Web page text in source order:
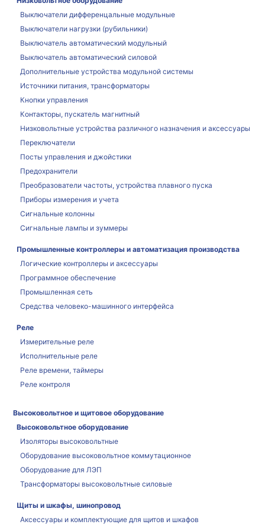
Выключатели дифференцальные модульные
Выключатели нагрузки (рубильники)
Выключатель автоматический модульный
Выключатель автоматический силовой
Дополнительные устройства модульной системы
Источники питания, трансформаторы
Кнопки управления
Контакторы, пускатель магнитный
Низковольтные устройства различного назначения и аксессуары
Переключатели
Посты управления и джойстики
Предохранители
Преобразователи частоты, устройства плавного пуска
Приборы измерения и учета
Сигнальные колонны
Сигнальные лампы и зуммеры
Промышленные контроллеры и автоматизация производства
Логические контроллеры и аксессуары
Программное обеспечение
Промышленная сеть
Средства человеко-машинного интерфейса
Реле
Измерительные реле
Исполнительные реле
Реле времени, таймеры
Реле контроля
Высоковольтное и щитовое оборудование
Высоковольтное оборудование
Изоляторы высоковольтные
Оборудование высоковольтное коммутационное
Оборудование для ЛЭП
Трансформаторы высоковольтные силовые
Щиты и шкафы, шинопровод
Аксессуары и комплектующие для щитов и шкафов